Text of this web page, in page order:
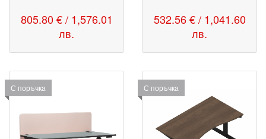
805.80 € / 1,576.01
лв.
532.56 € / 1,041.60
лв.
С поръчка С поръчка